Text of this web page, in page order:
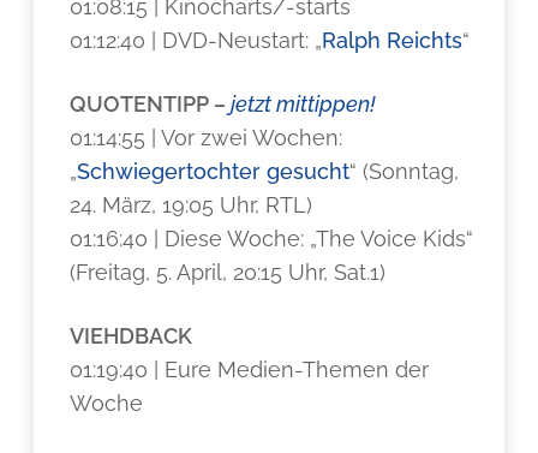
01:08:15 | Kinocharts/-starts
01:12:40 | DVD-Neustart: „Ralph Reichts“
QUOTENTIPP –jetzt mittippen!
01:14:55 | Vor zwei Wochen:
„Schwiegertochter gesucht“ (Sonntag,
24. März, 19:05 Uhr, RTL)
01:16:40 | Diese Woche: „The Voice Kids“
(Freitag, 5. April, 20:15 Uhr, Sat.1)
VIEHDBACK
01:19:40 | Eure Medien-Themen der
Woche